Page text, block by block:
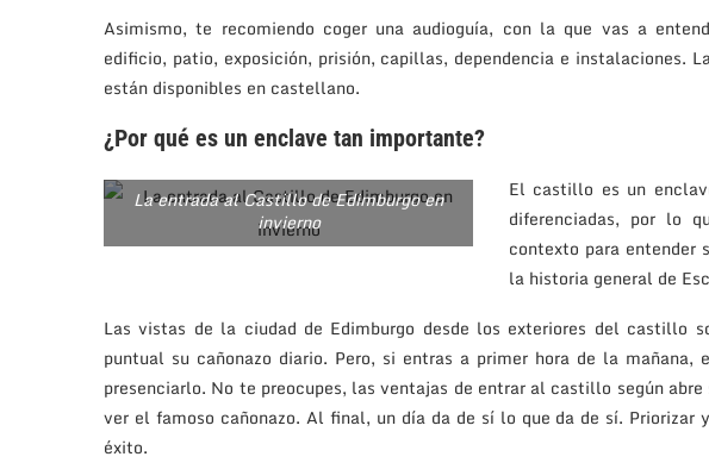
Asimismo, te recomiendo coger una audioguía, con la que vas a
edificio, patio, exposición, prisión, capillas, dependencia e instalaciones.
están disponibles en castellano.
¿Por qué es un enclave tan importante?
La entrada al Castillo de Edimburgo en
invierno
El castillo es un
diferenciadas, por lo
contexto para entender
la historia general de
Las vistas de la ciudad de Edimburgo desde los exteriores del castillo
puntual su cañonazo diario. Pero, si entras a primer hora de la mañana,
presenciarlo. No te preocupes, las ventajas de entrar al castillo según
ver el famoso cañonazo. Al final, un día da de sí lo que da de sí.
éxito.